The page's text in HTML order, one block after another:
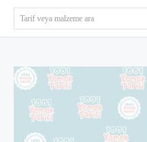
Tarif veya malzeme ara